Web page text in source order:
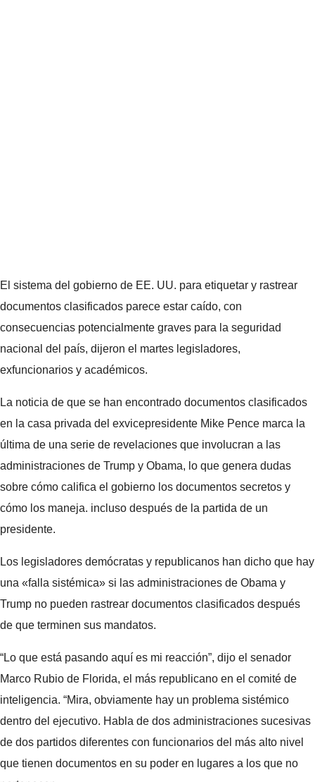
El sistema del gobierno de EE. UU. para etiquetar y rastrear
documentos clasificados parece estar caído, con
consecuencias potencialmente graves para la seguridad
nacional del país, dijeron el martes legisladores,
exfuncionarios y académicos.
La noticia de que se han encontrado documentos clasificados
en la casa privada del exvicepresidente Mike Pence marca la
última de una serie de revelaciones que involucran a las
administraciones de Trump y Obama, lo que genera dudas
sobre cómo califica el gobierno los documentos secretos y
cómo los maneja. incluso después de la partida de un
presidente.
Los legisladores demócratas y republicanos han dicho que hay
una «falla sistémica» si las administraciones de Obama y
Trump no pueden rastrear documentos clasificados después
de que terminen sus mandatos.
“Lo que está pasando aquí es mi reacción”, dijo el senador
Marco Rubio de Florida, el más republicano en el comité de
inteligencia. “Mira, obviamente hay un problema sistémico
dentro del ejecutivo. Habla de dos administraciones sucesivas
de dos partidos diferentes con funcionarios del más alto nivel
que tienen documentos en su poder en lugares a los que no